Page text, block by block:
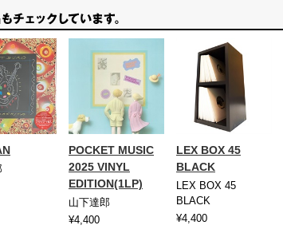
POCKET MUSIC
2025 VINYL
EDITION(1LP)
山下達郎
¥4,400
LEX BOX 45
BLACK
LEX BOX 45
BLACK
¥4,400